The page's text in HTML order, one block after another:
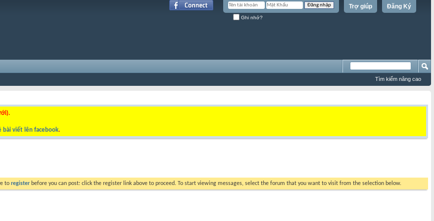
Đăng Ký
Trợ giúp
Ghi nhớ?
Tìm kiếm nâng cao
bài viết lên facebook.
to register before you can post: click the register link above to proceed. To start viewing messages, select the forum that you want to visit from the selection below.